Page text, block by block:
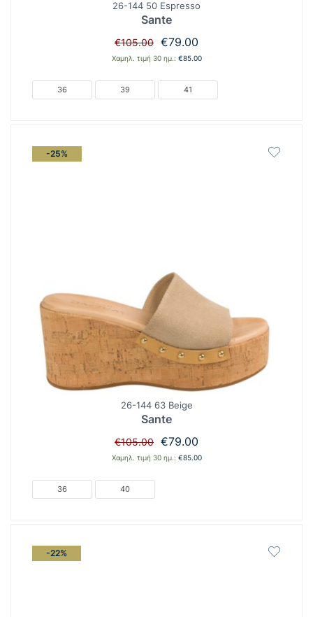
26-144 50 Espresso
Sante
€105.00 Original
price
€105.00.
€79.00
τρέχουσα
€79.00.
Χαμηλ. τιμή 30 ημ.: €85.00
36 39 41
-25%
26-144 63 Beige
Sante
€105.00 Original
price
€79.00
τρέχουσα
Χαμηλ. τιμή 30 ημ.: €85.00
36 40
-22%